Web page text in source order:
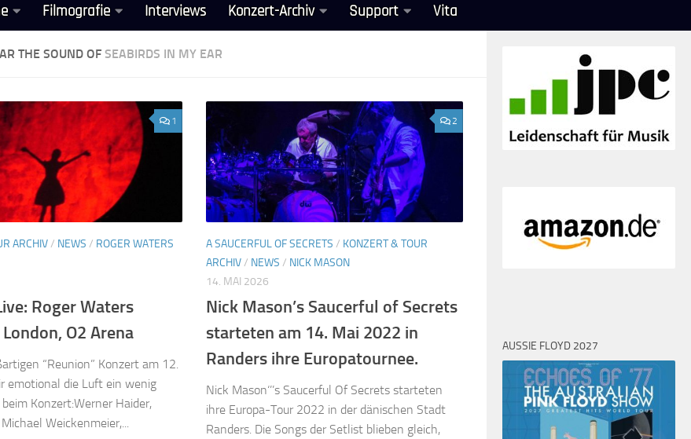
Filmografie Interviews Konzert-Archiv Support Vita
THE SOUND OF SEABIRDS IN MY EAR
1
ARCHIV/ NEWS / ROGER WATERS
Roger Waters
O2 Arena
“Reunion” Konzert am 12.
emotional die Luft ein wenig
Konzert:Werner Haider,
Weickenmeier,...
2
A SAUCERFUL OF SECRETS / KONZERT & TOUR
ARCHIV/ NEWS / NICK MASON
14. MAI 2026
Nick Mason’s Saucerful of Secrets
starteten am 14. Mai 2022 in
Randers ihre Europatournee.
Nick Mason‘’’s Saucerful Of Secrets starteten
ihre Europa-Tour 2022 in der dänischen Stadt
Randers. Die Songs der Setlist blieben gleich,
AUSSIE FLOYD 2027